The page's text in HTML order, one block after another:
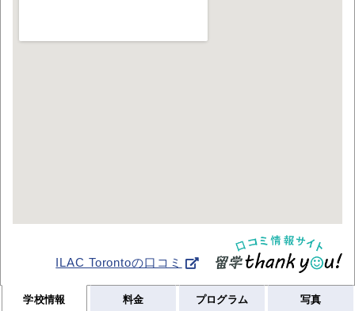
ILAC Torontoの口コミ
学校情報 料金 プログラム 写真